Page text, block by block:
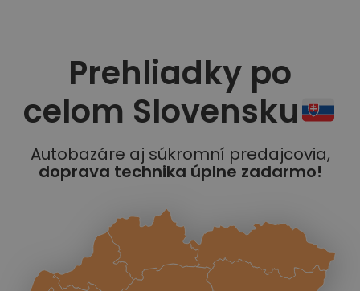
Prehliadky po
celom Slovensku
Autobazáre aj súkromní predajcovia,
doprava technika úplne zadarmo!